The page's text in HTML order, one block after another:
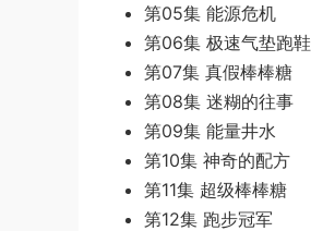
第05集 能源危机
第06集 极速气垫跑鞋
第07集 真假棒棒糖
第08集 迷糊的往事
第09集 能量井水
第10集 神奇的配方
第11集 超级棒棒糖
第12集 跑步冠军